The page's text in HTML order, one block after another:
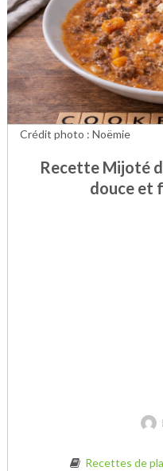
Recette Mijoté
douce et
Recettes de
Crédit photo : Noëmie